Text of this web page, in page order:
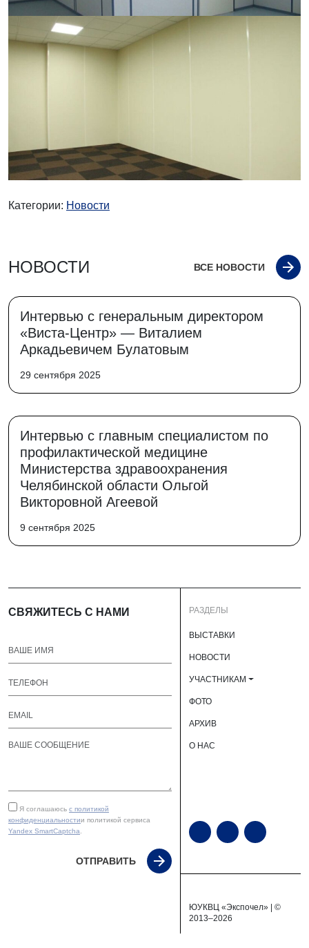
Категории: Новости
НОВОСТИ ВСЕ НОВОСТИ
Интервью с генеральным директором
«Виста-Центр» — Виталием
Аркадьевичем Булатовым
29 сентября 2025
Интервью с главным специалистом по
профилактической медицине
Министерства здравоохранения
Челябинской области Ольгой
Викторовной Агеевой
9 сентября 2025
СВЯЖИТЕСЬ С НАМИ
Я соглашаюсь с политикой
конфиденциальностии политикой сервиса
Yandex SmartCaptcha.
ОТПРАВИТЬ
РАЗДЕЛЫ
ВЫСТАВКИ
НОВОСТИ
УЧАСТНИКАМ
ФОТО
АРХИВ
О НАС
ЮУКВЦ «Экспочел» | ©
2013–2026